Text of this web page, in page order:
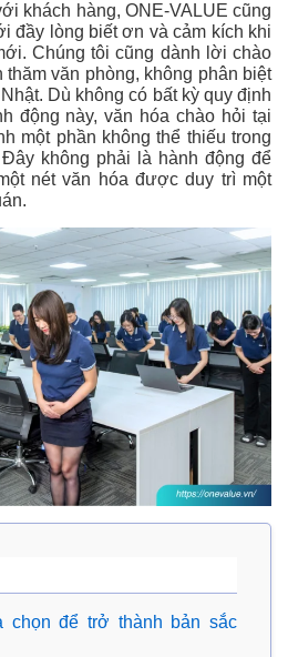
khách hàng, ONE-VALUE cũng
đầy lòng biết ơn và cảm kích khi
Chúng tôi cũng dành lời chào
văn phòng, không phân biệt
Dù không có bất kỳ quy định
động này, văn hóa chào hỏi tại
một phần không thể thiếu trong
không phải là hành động để
nét văn hóa được duy trì một
chọn để trở thành bản sắc